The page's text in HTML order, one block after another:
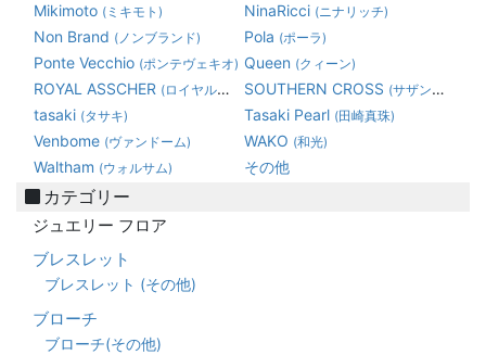
Mikimoto (ミキモト) NinaRicci (ニナリッチ)
Non Brand (ノンブランド) Pola (ポーラ)
Ponte Vecchio (ポンテヴェキオ) Queen (クィーン)
ROYAL ASSCHER (ロイヤルアッシャーダイヤモンド) SOUTHERN CROSS (サザンクロス)
tasaki (タサキ) Tasaki Pearl (田崎真珠)
Venbome (ヴァンドーム) WAKO (和光)
Waltham (ウォルサム) その他
カテゴリー
ジュエリー フロア
ブレスレット
ブレスレット (その他)
ブローチ
ブローチ(その他)